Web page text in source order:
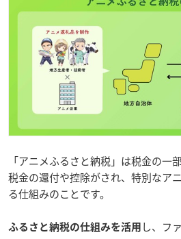
「アニメふるさと納税」は税金の一
税金の還付や控除がされ、特別なア
る仕組みのことです。
ふるさと納税の仕組みを活用 し、フ